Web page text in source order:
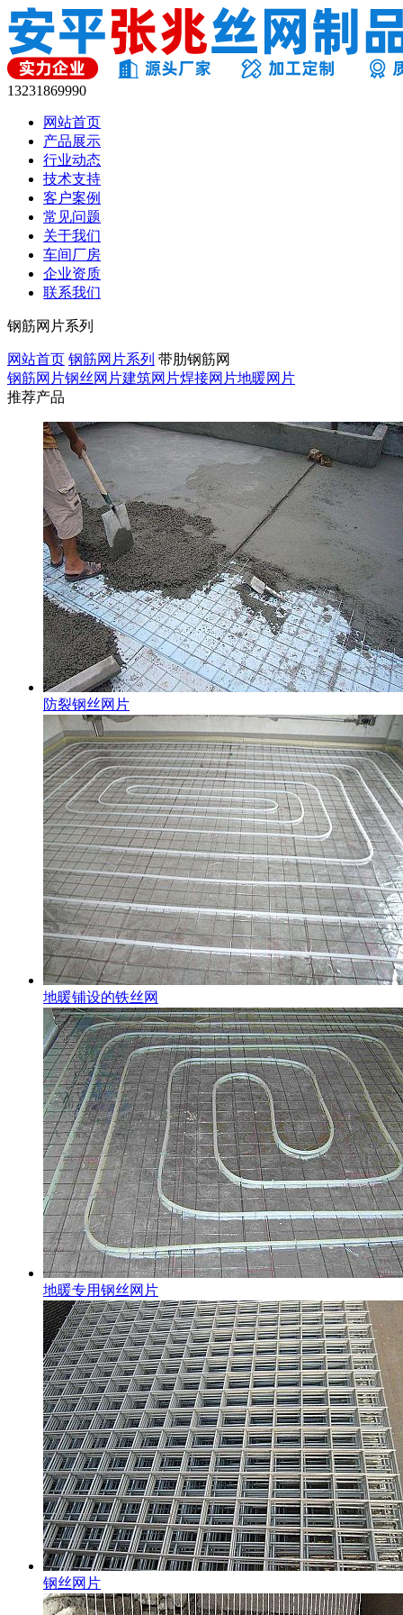
13231869990
网站首页
产品展示
行业动态
技术支持
客户案例
常见问题
关于我们
车间厂房
企业资质
联系我们
钢筋网片系列
网站首页 钢筋网片系列 带肋钢筋网
钢筋网片钢丝网片建筑网片焊接网片地暖网片
推荐产品
防裂钢丝网片
地暖铺设的铁丝网
地暖专用钢丝网片
钢丝网片